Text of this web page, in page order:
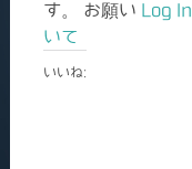
す。 お願い Log In
いて
いいね: